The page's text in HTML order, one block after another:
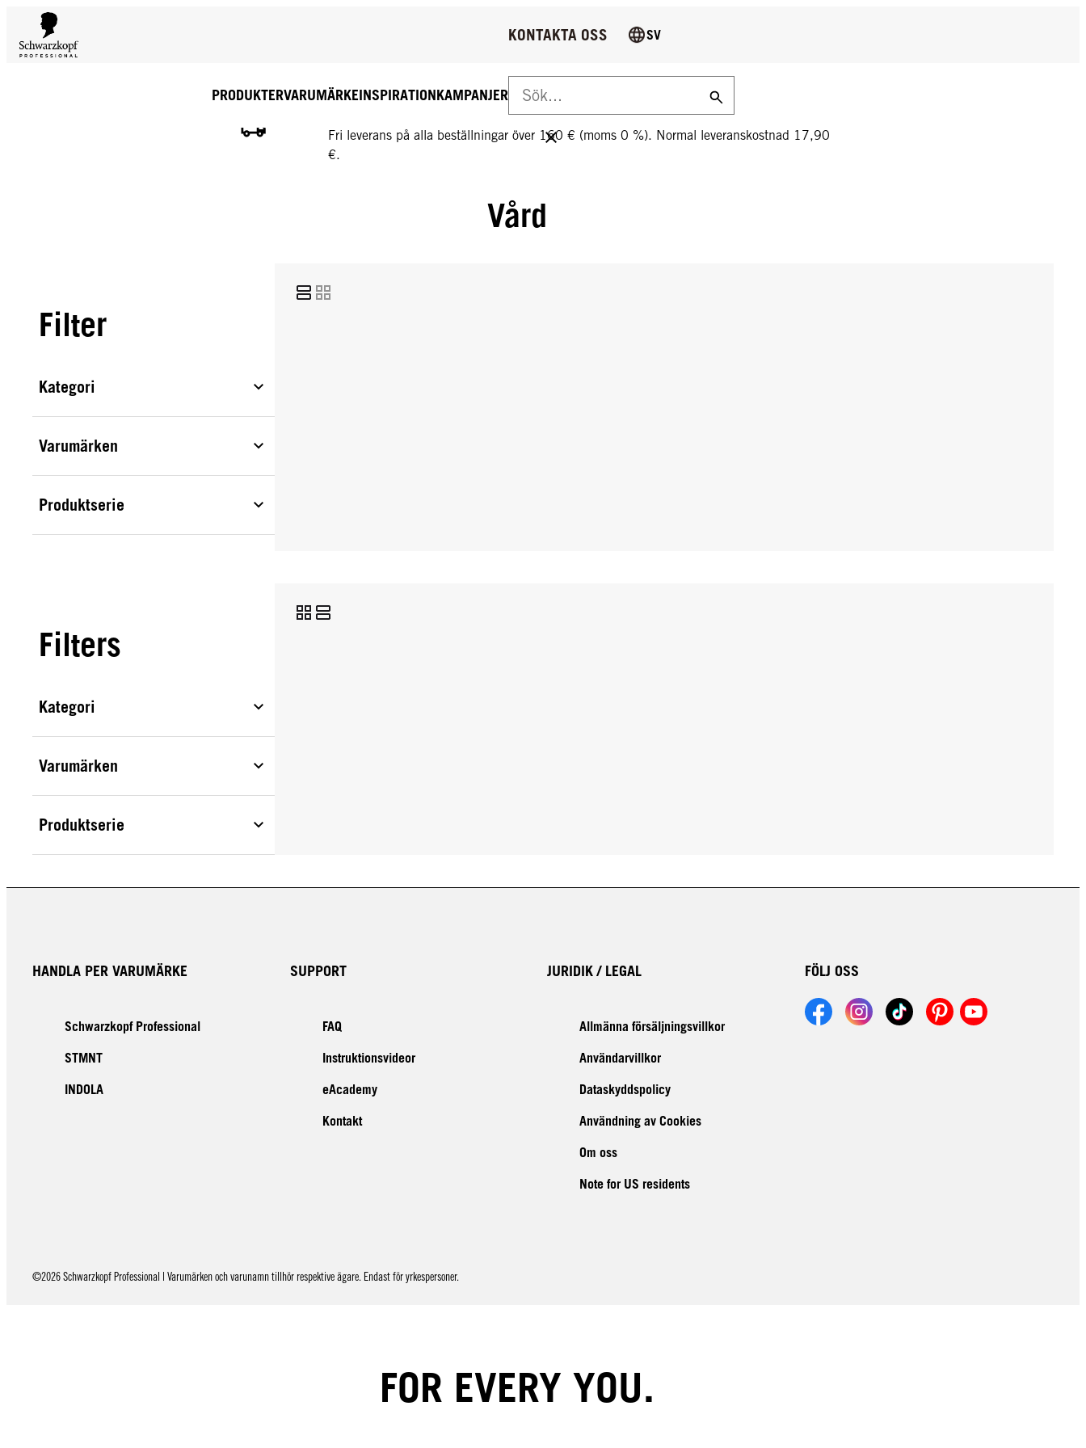
GRATIS LEVERANS PÅ ALLA BESTÄLLNINGAR ÖVER 160 €!
Fri leverans på alla beställningar över 160 € (moms 0 %). Normal leveranskostnad 17,90
€.
PRODUKTERVARUMÄRKEINSPIRATIONKAMPANJER
KONTAKTA OSS SV
Vård
Filter
Kategori
Varumärken
Produktserie
Filters
Kategori
Varumärken
Produktserie
HANDLA PER VARUMÄRKE
Schwarzkopf Professional
STMNT
INDOLA
SUPPORT
FAQ
Instruktionsvideor
eAcademy
Kontakt
JURIDIK / LEGAL
Allmänna försäljningsvillkor
Användarvillkor
Dataskyddspolicy
Användning av Cookies
Om oss
Note for US residents
FÖLJ OSS
©2026 Schwarzkopf Professional | Varumärken och varunamn tillhör respektive ägare. Endast för yrkespersoner.
FOR EVERY YOU.